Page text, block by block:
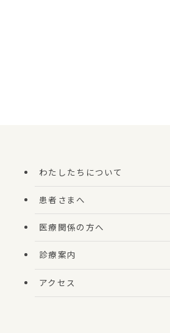
わたしたちについて
患者さまへ
医療関係の方へ
診療案内
アクセス